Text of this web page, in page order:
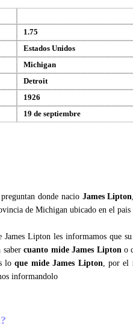
1.75
Estados Unidos
Michigan
Detroit
1926
19 de septiembre
donde nacio James Lipton
de Michigan ubicado en el pais
Lipton les informamos que su
sabercuanto mide James Liptono
loque mide James Lipton, por el
informandolo